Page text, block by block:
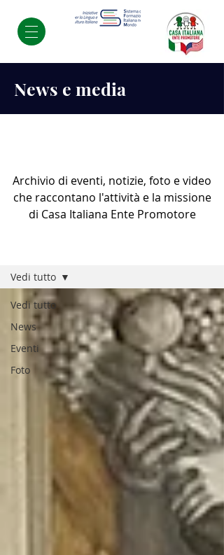
News e media
Archivio di eventi, notizie, foto e video
che raccontano l'attività e la missione
di Casa Italiana Ente Promotore
Vedi tutto
News
Eventi
Foto
Vedi tutto